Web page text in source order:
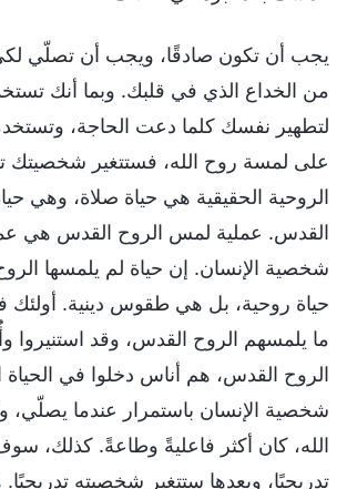
يجب أن تكون صادقًا، ويجب أن تصلّي
من الخداع الذي في قلبك. وبما أنك
لتطهير نفسك كلما دعت الحاجة،
على لمسة روح الله، فستتغير شخصيتك
الروحية الحقيقية هي حياة صلاة، وهي
القدس. عملية لمس الروح القدس هي
شخصية الإنسان. إن حياة لم يلمسها
حياة روحية، بل هي طقوس دينية. أولئك
ما يلمسهم الروح القدس، وقد استنيروا
الروح القدس، هم أناس دخلوا في الحياة
شخصية الإنسان باستمرار عندما يصلّي،
الله، كان أكثر فاعليةً وطاعةً. كذلك،
تدريجيًا، وبعدها ستتغير شخصيته تدريجيًا.